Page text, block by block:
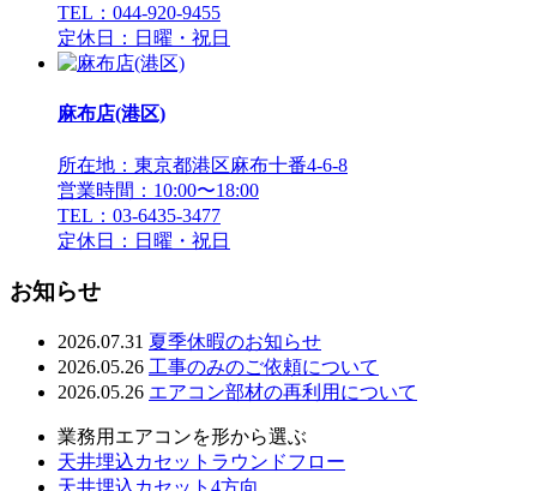
TEL：044-920-9455
定休日：日曜・祝日
麻布店(港区)
所在地：東京都港区麻布十番4-6-8
営業時間：10:00〜18:00
TEL：03-6435-3477
定休日：日曜・祝日
お知らせ
2026.07.31 夏季休暇のお知らせ
2026.05.26 工事のみのご依頼について
2026.05.26 エアコン部材の再利用について
業務用エアコンを形から選ぶ
天井埋込カセットラウンドフロー
天井埋込カセット4方向